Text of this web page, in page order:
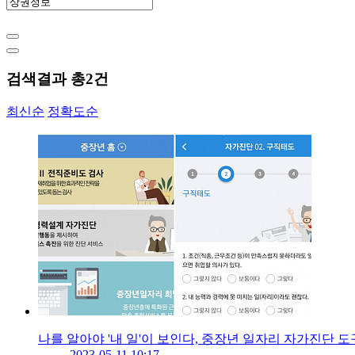
검색결과 총2건
최신순 정확도순
나를 알아야 '내 일'이 보인다, 중장년 일자리 자가진단 도